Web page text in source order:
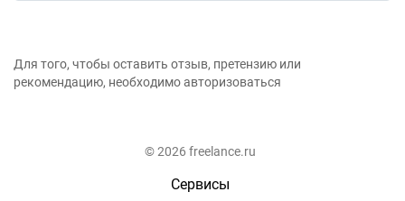
Для того, чтобы оставить отзыв, претензию или
рекомендацию, необходимо авторизоваться
© 2026 freelance.ru
Сервисы